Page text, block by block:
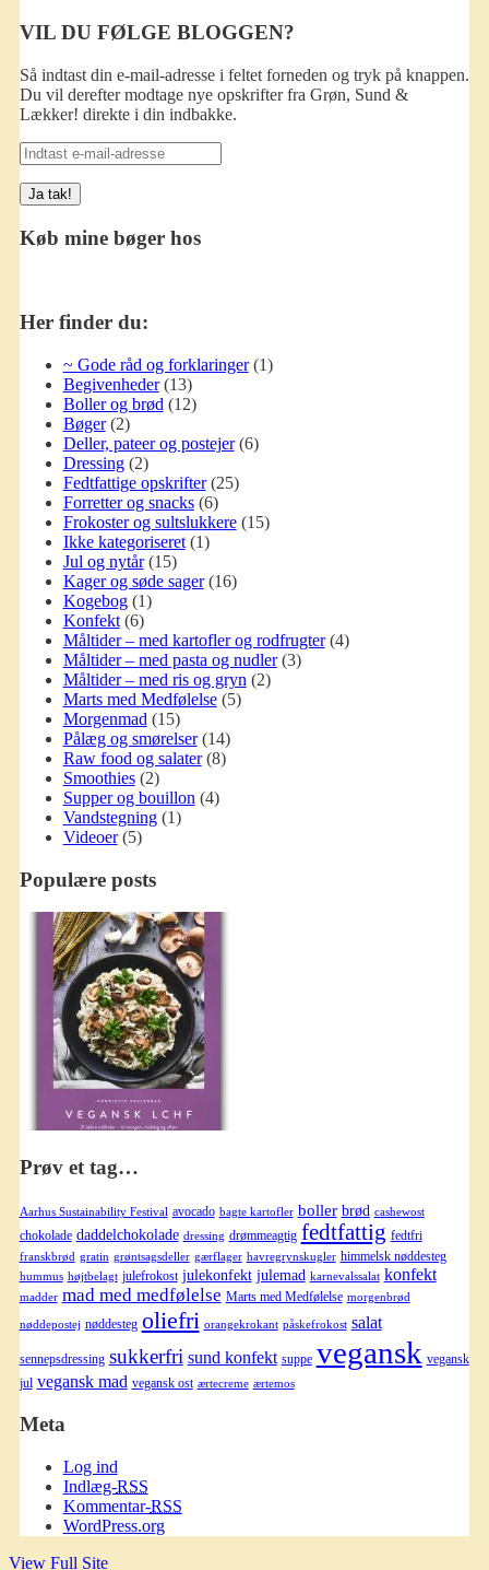
VIL DU FØLGE BLOGGEN?
Så indtast din e-mail-adresse i feltet forneden og tryk på knappen.
Du vil derefter modtage nye opskrifter fra Grøn, Sund &
Lækker! direkte i din indbakke.
Indtast
e-
mail-
adresse
Køb mine bøger hos
Her finder du:
~ Gode råd og forklaringer(1)
Begivenheder(13)
Boller og brød (12)
Bøger(2)
Deller, pateer og postejer(6)
Dressing(2)
Fedtfattige opskrifter(25)
Forretter og snacks(6)
Frokoster og sultslukkere(15)
Ikke kategoriseret(1)
Jul og nytår(15)
Kager og søde sager(16)
Kogebog(1)
Konfekt(6)
Måltider – med kartofler og rodfrugter(4)
Måltider – med pasta og nudler(3)
Måltider – med ris og gryn (2)
Marts med Medfølelse(5)
Morgenmad (15)
Pålæg og smørelser(14)
Raw food og salater(8)
Smoothies(2)
Supper og bouillon (4)
Vandstegning(1)
Videoer(5)
Populære posts
Prøv et tag…
Aarhus Sustainability Festival avocado bagte kartofler boller brød cashewost
chokolade daddelchokolade dressing drømmeagtig fedtfattig fedtfri
franskbrød gratin grøntsagsdeller gærflager havregrynskugler himmelsk nøddesteg
hummus højtbelagt julefrokost julekonfekt julemad karnevalssalat konfekt
madder mad med medfølelse Marts med Medfølelse morgenbrød
nøddepostej nøddesteg oliefri orangekrokant påskefrokost salat
sennepsdressing sukkerfri sund konfekt suppe vegansk vegansk
jul vegansk mad vegansk ost ærtecreme ærtemos
Meta
Log ind
Indlæg-RSS
Kommentar-RSS
WordPress.org
View Full Site